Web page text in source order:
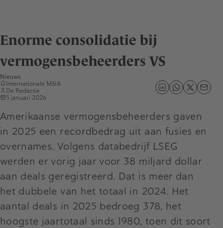
Enorme consolidatie bij
vermogensbeheerders VS
Nieuws
Internationale M&A
De Redactie
5 januari 2026
Amerikaanse vermogensbeheerders gaven
in 2025 een recordbedrag uit aan fusies en
overnames. Volgens databedrijf LSEG
werden er vorig jaar voor 38 miljard dollar
aan deals geregistreerd. Dat is meer dan
het dubbele van het totaal in 2024. Het
aantal deals in 2025 bedroeg 378, het
hoogste jaartotaal sinds 1980, toen dit soort